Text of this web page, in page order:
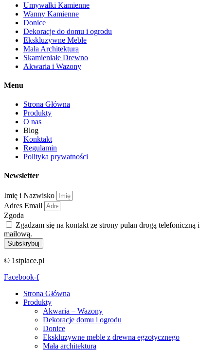
Umywalki Kamienne
Wanny Kamienne
Donice
Dekoracje do domu i ogrodu
Ekskluzywne Meble
Mała Architektura
Skamieniałe Drewno
Akwaria i Wazony
Menu
Strona Główna
Produkty
O nas
Blog
Konktakt
Regulamin
Polityka prywatności
Newsletter
Imię i Nazwisko
Adres Email
Zgoda
Zgadzam się na kontakt ze strony pulan drogą telefoniczną i
mailową.
Subskrybuj
© 1stplace.pl
Facebook-f
Strona Główna
Produkty
Akwaria – Wazony
Dekoracje domu i ogrodu
Donice
Ekskluzywne meble z drewna egzotycznego
Mała architektura